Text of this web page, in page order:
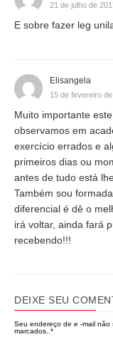
21 de julho de
E sobre fazer leg
Elisangela
15 de fevereiro
Muito importante
observamos em
exercício errados e
primeiros dias ou
antes de tudo está
Também sou
diferencial é dê o
irá voltar, ainda fará
recebendo!!!
DEIXE SEU
Seu endereço de e -mail não
marcados..*